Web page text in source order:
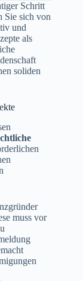
Schritt
Sie sich von
und
als
soliden
muss vor